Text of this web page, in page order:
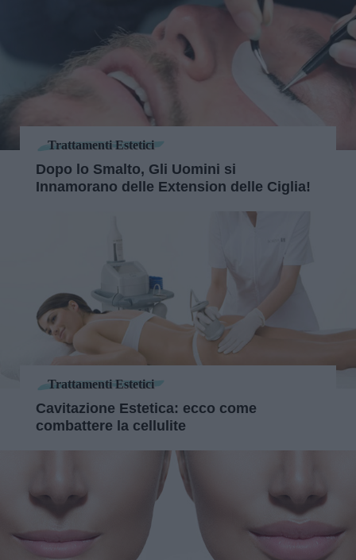
Trattamenti Estetici
Dopo lo Smalto, Gli Uomini si
Innamorano delle Extension delle Ciglia!
Trattamenti Estetici
Cavitazione Estetica: ecco come
combattere la cellulite